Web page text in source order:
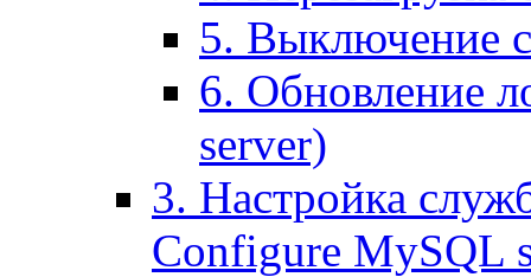
5. Выключение
6. Обновление
server)
3. Настройка
Configure MySQL